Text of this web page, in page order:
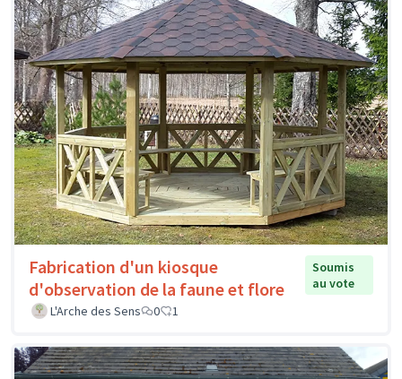
Fabrication d'un kiosque
d'observation de la faune et flore
Soumis
au vote
L'Arche des Sens
0 1